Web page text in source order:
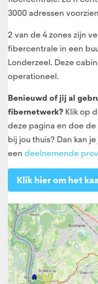
3000 adressen
2 van de 4 zones zijn
fibercentrale in een
Londerzeel. Deze
operationeel.
Benieuwd of jij al
fibernetwerk? Klik op
deze pagina en doe
bij jou thuis? Dan kan
een deelnemende
Klik hier om het